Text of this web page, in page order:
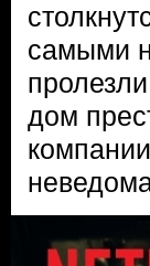
самыми
дом